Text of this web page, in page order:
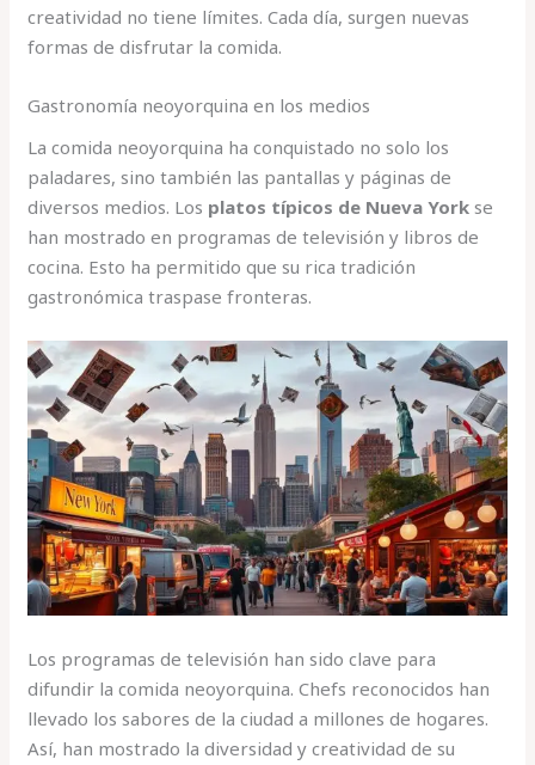
creatividad no tiene límites. Cada día, surgen nuevas
formas de disfrutar la comida.
Gastronomía neoyorquina en los medios
La comida neoyorquina ha conquistado no solo los
paladares, sino también las pantallas y páginas de
diversos medios. Los platos típicos de Nueva York se
han mostrado en programas de televisión y libros de
cocina. Esto ha permitido que su rica tradición
gastronómica traspase fronteras.
Los programas de televisión han sido clave para
difundir la comida neoyorquina. Chefs reconocidos han
llevado los sabores de la ciudad a millones de hogares.
Así, han mostrado la diversidad y creatividad de su